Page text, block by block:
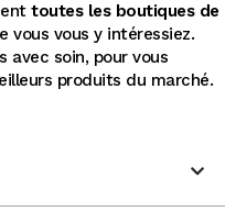
toutes les boutiques de
vous y intéressiez.
avec soin, pour vous
produits du marché.